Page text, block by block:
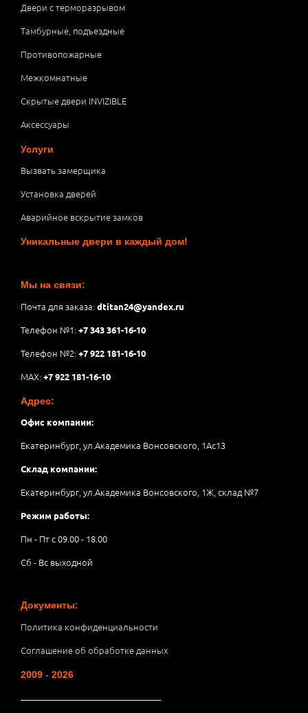
Двери с терморазрывом
Тамбурные, подъездные
Противопожарные
Межкомнатные
Скрытые двери INVIZIBLE
Аксессуары
Услуги
Вызвать замерщика
Установка дверей
Аварийное вскрытие замков
Уникальные двери в каждый дом!
Мы на связи:
Почта для заказа:dtitan24@yandex.ru
Телефон №1:+7 343 361-16-10
Телефон №2:+7 922 181-16-10
MAX:+7 922 181-16-10
Адрес:
Офис компании:
Екатеринбург, ул.Академика Вонсовского, 1Аc13
Склад компании:
Екатеринбург, ул.Академика Вонсовского, 1Ж, склад №7
Режим работы:
Пн - Пт с 09.00 - 18.00
Сб - Вс выходной
Документы:
Политика конфиденциальности
Соглашение об обработке данных
2009 - 2026